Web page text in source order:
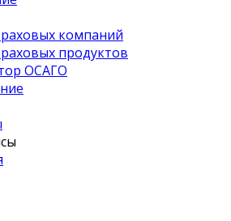
компаний
продуктов
ОСАГО